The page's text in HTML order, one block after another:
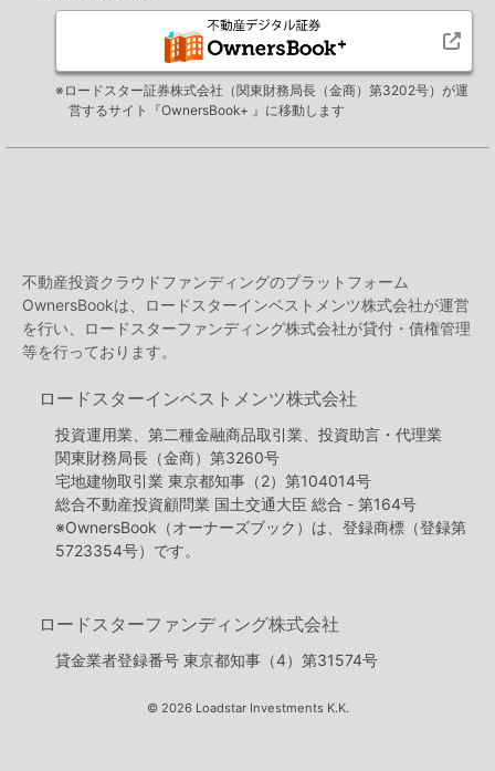
※ロードスター証券株式会社（関東財務局長（金商）第3202号）が運
営するサイト『OwnersBook+ 』に移動します
不動産投資クラウドファンディングのプラットフォーム
OwnersBookは、ロードスターインベストメンツ株式会社が運営
を行い、ロードスターファンディング株式会社が貸付・債権管理
等を行っております。
ロードスターインベストメンツ株式会社
投資運用業、第二種金融商品取引業、投資助言・代理業
関東財務局長（金商）第3260号
宅地建物取引業 東京都知事（2）第104014号
総合不動産投資顧問業 国土交通大臣 総合 - 第164号
※OwnersBook（オーナーズブック）は、登録商標（登録第
5723354号）です。
ロードスターファンディング株式会社
貸金業者登録番号 東京都知事（4）第31574号
© 2026 Loadstar Investments K.K.